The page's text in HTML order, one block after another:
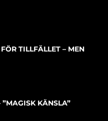
TILLFÄLLET – MEN
KÄNSLA”